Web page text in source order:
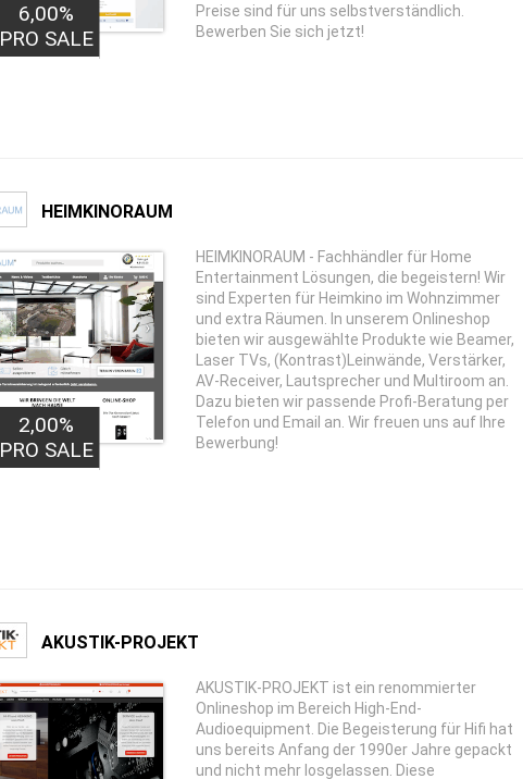
6,00%
PRO SALE
Preise sind für uns selbstverständlich.
Bewerben Sie sich jetzt!
HEIMKINORAUM
2,00%
PRO SALE
HEIMKINORAUM - Fachhändler für Home
Entertainment Lösungen, die begeistern! Wir
sind Experten für Heimkino im Wohnzimmer
und extra Räumen. In unserem Onlineshop
bieten wir ausgewählte Produkte wie Beamer,
Laser TVs, (Kontrast)Leinwände, Verstärker,
AV-Receiver, Lautsprecher und Multiroom an.
Dazu bieten wir passende Profi-Beratung per
Telefon und Email an. Wir freuen uns auf Ihre
Bewerbung!
AKUSTIK-PROJEKT
AKUSTIK-PROJEKT ist ein renommierter
Onlineshop im Bereich High-End-
Audioequipment. Die Begeisterung für Hifi hat
uns bereits Anfang der 1990er Jahre gepackt
und nicht mehr losgelassen. Diese